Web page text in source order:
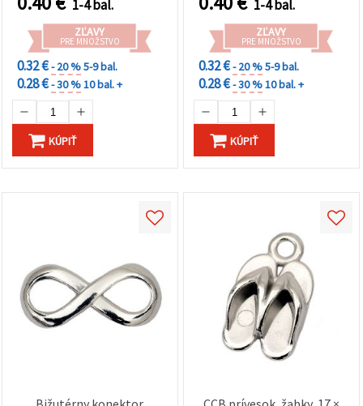
1-4 bal.
ZĽAVY
PRE MNOŽSTVO
0.32 €- 20 %5-9 bal.
0.28 €- 30 %10 bal. +
KÚPIŤ
1-4 bal.
ZĽAVY
PRE MNOŽSTVO
0.32 €- 20 %5-9 bal.
0.28 €- 30 %10 bal. +
KÚPIŤ